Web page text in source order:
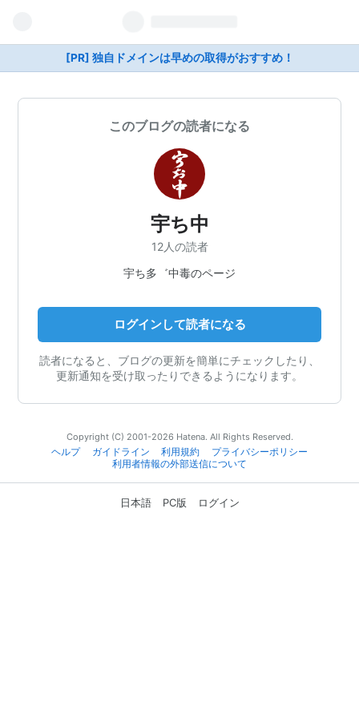
[PR] 独自ドメインは早めの取得がおすすめ！
このブログの読者になる
宇ち中
12人の読者
宇ち多゛中毒のページ
ログインして読者になる
読者になると、ブログの更新を簡単にチェックしたり、
更新通知を受け取ったりできるようになります。
Copyright (C) 2001-2026 Hatena. All Rights Reserved.
ヘルプ
ガイドライン 利用規約
プライバシーポリシー
利用者情報の外部送信について
日本語 PC版 ログイン